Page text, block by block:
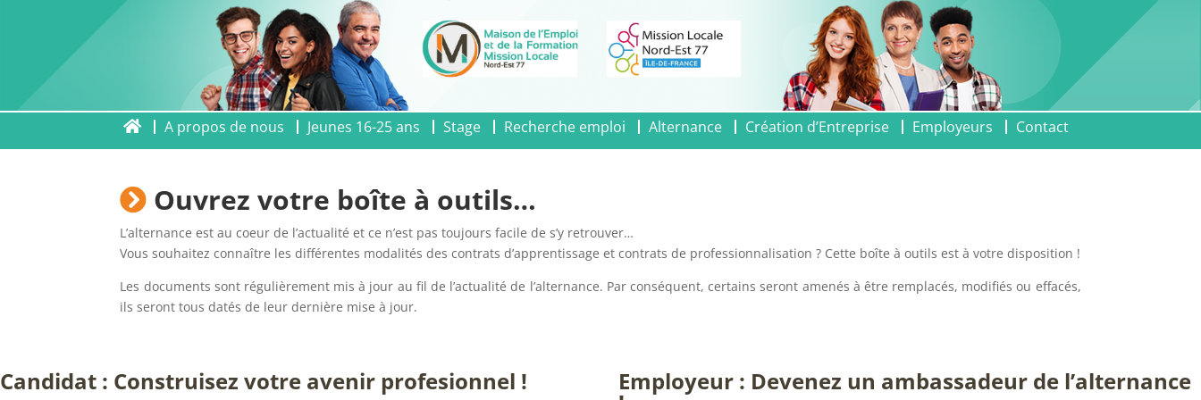
A propos de nous Jeunes 16-25 ans Stage Recherche emploi Alternance Création d’Entreprise Employeurs Contact
Ouvrez votre boîte à outils…
L’alternance est au coeur de l’actualité et ce n’est pas toujours facile de s’y retrouver…
Vous souhaitez connaître les différentes modalités des contrats d’apprentissage et contrats de professionnalisation ? Cette boîte à outils est à votre disposition !
Les documents sont régulièrement mis à jour au fil de l’actualité de l’alternance. Par conséquent, certains seront amenés à être remplacés, modifiés ou effacés,
ils seront tous datés de leur dernière mise à jour.
Candidat : Construisez votre avenir profesionnel ! Employeur : Devenez un ambassadeur de l’alternance